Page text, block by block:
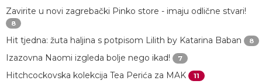
Zavirite u novi zagrebački Pinko store - imaju odlične stvari!
8
Hit tjedna: žuta haljina s potpisom Lilith by Katarina Baban 8
Izazovna Naomi izgleda bolje nego ikad! 7
Hitchcockovska kolekcija Tea Perića za MAK 11